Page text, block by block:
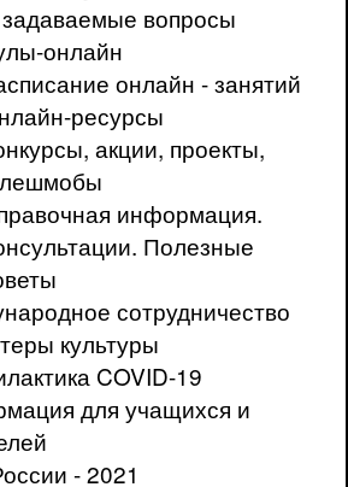
вопросы
онлайн
онлайн - занятий
ресурсы
акции, проекты,
информация.
Полезные
сотрудничество
культуры
COVID-19
для учащихся и
- 2021